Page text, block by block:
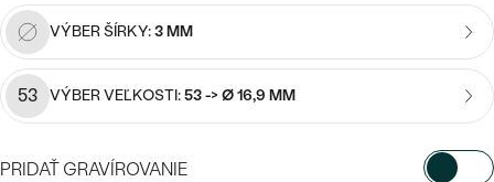
Wave kolekcia
OBJAVIŤ
VÝBER ŠÍRKY:3 MM
53 VÝBER VEĽKOSTI:53 -> Ø 16,9 MM
PRIDAŤ GRAVÍROVANIE